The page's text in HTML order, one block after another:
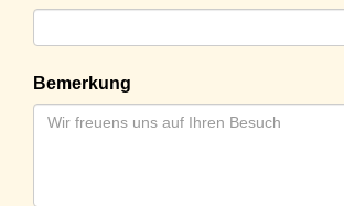
Bemerkung